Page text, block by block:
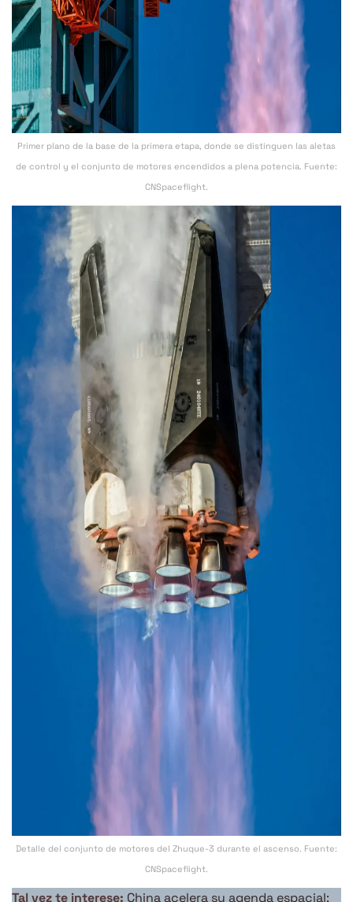
Primer plano de la base de la primera etapa, donde se distinguen las aletas
de control y el conjunto de motores encendidos a plena potencia. Fuente:
CNSpaceflight.
Detalle del conjunto de motores del Zhuque-3 durante el ascenso. Fuente:
CNSpaceflight.
Tal vez te interese: China acelera su agenda espacial: